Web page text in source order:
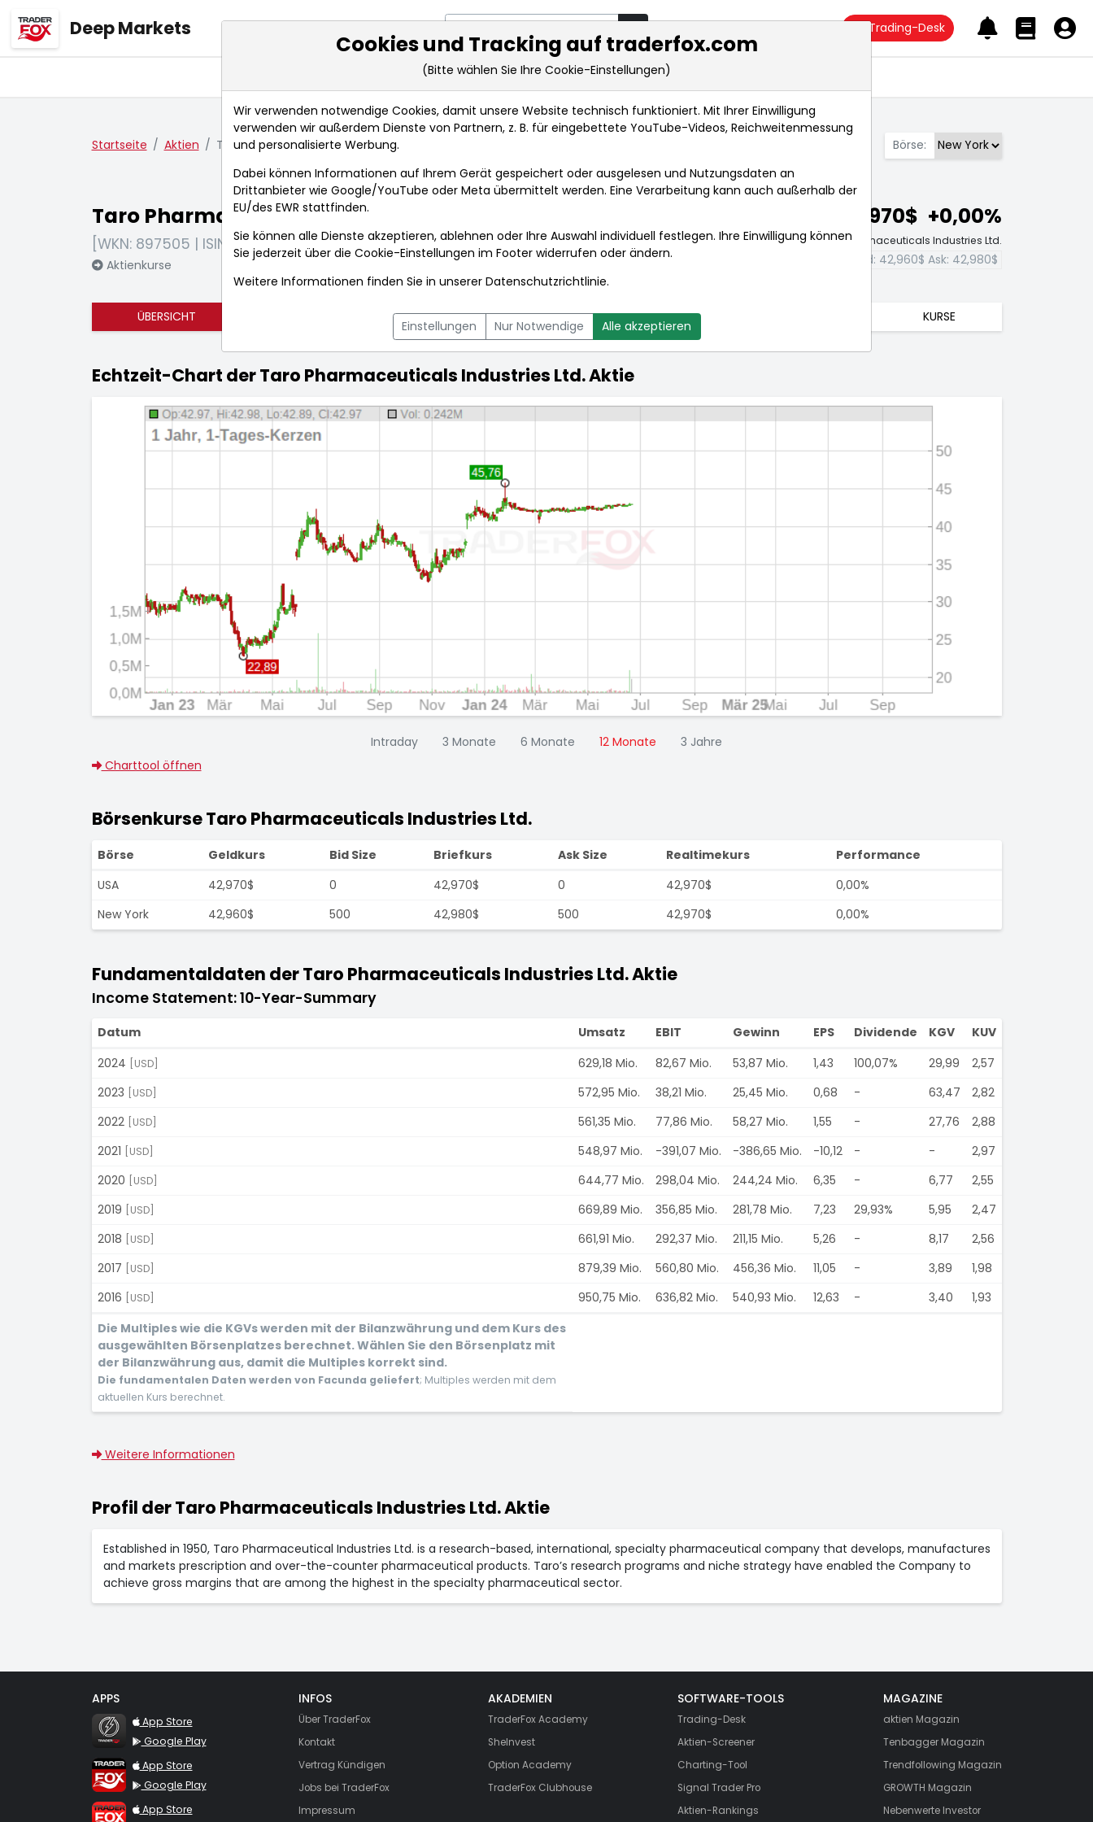
Deep Markets Trading-Desk
Markt-Analysen Market Tools Realtimekurse Nachrichten
Startseite Aktien Taro Pharmaceuticals Industries Ltd. Börse:
Taro Pharmaceuticals Industries Ltd.
[WKN: 897505 | ISIN: IL0010827181]
Aktienkurse
42,970$ +0,00%
Echtzeit-Aktienkurs Taro Pharmaceuticals Industries Ltd.
Bid: 42,960$ Ask: 42,980$
ÜBERSICHT NACHRICHTEN CHARTTOOL KURSE
Echtzeit-Chart der Taro Pharmaceuticals Industries Ltd. Aktie
Intraday 3 Monate 6 Monate 12 Monate
3 Jahre
Charttool öffnen
Börsenkurse Taro Pharmaceuticals Industries Ltd.
Börse Geldkurs Bid Size Briefkurs Ask Size Realtimekurs
Performance
USA
42,970$ 0 42,970$ 0 42,970$
0,00%
New York
42,960$ 500 42,980$ 500 42,970$ 0,00%
Fundamentaldaten der Taro Pharmaceuticals Industries Ltd. Aktie
Income Statement: 10-Year-Summary
Datum Umsatz EBIT Gewinn EPS Dividende KGV
KUV
2024
[USD] 629,18 Mio. 82,67 Mio. 53,87 Mio. 1,43 100,07% 29,99
2,57
2023
[USD] 572,95 Mio. 38,21 Mio. 25,45 Mio. 0,68 - 63,47
2,82
2022
[USD] 561,35 Mio. 77,86 Mio. 58,27 Mio. 1,55 - 27,76
2,88
2021
[USD] 548,97 Mio. -391,07 Mio. -386,65 Mio. -10,12 - -
2,97
2020
[USD] 644,77 Mio. 298,04 Mio. 244,24 Mio. 6,35 - 6,77
2,55
2019
[USD] 669,89 Mio. 356,85 Mio. 281,78 Mio. 7,23 29,93% 5,95
2,47
2018
[USD] 661,91 Mio. 292,37 Mio. 211,15 Mio. 5,26 - 8,17
2,56
2017
[USD] 879,39 Mio. 560,80 Mio. 456,36 Mio. 11,05 - 3,89
1,98
2016
[USD] 950,75 Mio. 636,82 Mio. 540,93 Mio. 12,63 - 3,40
1,93
Die Multiples wie die KGVs werden mit der Bilanzwährung und dem Kurs des
ausgewählten Börsenplatzes berechnet. Wählen Sie den Börsenplatz mit
der Bilanzwährung aus, damit die Multiples korrekt sind.
Die fundamentalen Daten werden von Facunda geliefert; Multiples werden mit dem
aktuellen Kurs berechnet.
Weitere Informationen
Profil der Taro Pharmaceuticals Industries Ltd. Aktie
Established in 1950, Taro Pharmaceutical Industries Ltd. is a research-based, international, specialty pharmaceutical company that develops, manufactures
and markets prescription and over-the-counter pharmaceutical products. Taro’s research programs and niche strategy have enabled the Company to
achieve gross margins that are among the highest in the specialty pharmaceutical sector.
APPS
TraderFox Flash
App Store
Google Play
TraderFox App
App Store
Google Play
TraderFox Pro
App Store
INFOS
Über TraderFox
Kontakt
Vertrag Kündigen
Jobs bei TraderFox
Impressum
AKADEMIEN
TraderFox Academy
SheInvest
Option Academy
TraderFox Clubhouse
SOFTWARE-TOOLS
Trading-Desk
Aktien-Screener
Charting-Tool
Signal Trader Pro
Aktien-Rankings
MAGAZINE
aktien Magazin
Tenbagger Magazin
Trendfollowing Magazin
GROWTH Magazin
Nebenwerte Investor
Cookies und Tracking auf traderfox.com
(Bitte wählen Sie Ihre Cookie-Einstellungen)
Wir verwenden notwendige Cookies, damit unsere Website technisch funktioniert. Mit Ihrer Einwilligung
verwenden wir außerdem Dienste von Partnern, z. B. für eingebettete YouTube-Videos, Reichweitenmessung
und personalisierte Werbung.
Dabei können Informationen auf Ihrem Gerät gespeichert oder ausgelesen und Nutzungsdaten an
Drittanbieter wie Google/YouTube oder Meta übermittelt werden. Eine Verarbeitung kann auch außerhalb der
EU/des EWR stattfinden.
Sie können alle Dienste akzeptieren, ablehnen oder Ihre Auswahl individuell festlegen. Ihre Einwilligung können
Sie jederzeit über die Cookie-Einstellungen im Footer widerrufen oder ändern.
Weitere Informationen finden Sie in unserer Datenschutzrichtlinie.
Einstellungen Nur Notwendige Alle akzeptieren